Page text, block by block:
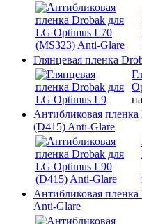
Глянцевая пленка
Антибликовая
(D415) Anti-Glare
Антибликовая
Anti-Glare